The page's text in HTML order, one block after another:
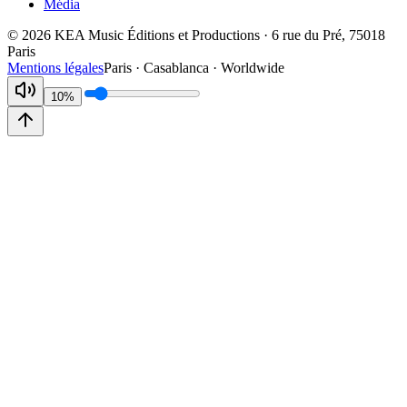
Média
© 2026 KEA Music Éditions et Productions · 6 rue du Pré, 75018
Paris
Mentions légalesParis · Casablanca · Worldwide
10%